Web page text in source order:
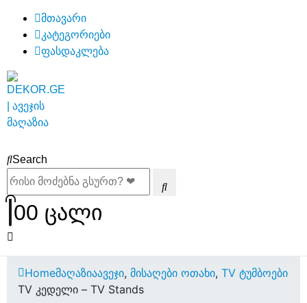
მთავარი
კატეგორიები
ფასდაკლება
Search
00 ცალი
Homeმაღაზიაავეჯი, მისაღები ოთახი, TV ტუმბოები
TV კედელი – TV Stands